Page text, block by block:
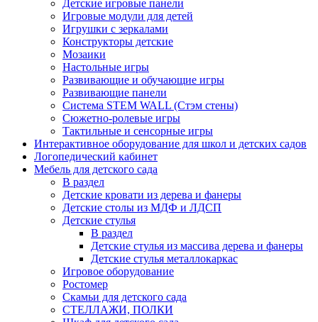
Детские игровые панели
Игровые модули для детей
Игрушки с зеркалами
Конструкторы детские
Мозаики
Настольные игры
Развивающие и обучающие игры
Развивающие панели
Система STEM WALL (Cтэм стены)
Сюжетно-ролевые игры
Тактильные и сенсорные игры
Интерактивное оборудование для школ и детских садов
Логопедический кабинет
Мебель для детского сада
В раздел
Детские кровати из дерева и фанеры
Детские столы из МДФ и ЛДСП
Детские стулья
В раздел
Детские стулья из массива дерева и фанеры
Детские стулья металлокаркас
Игровое оборудование
Ростомер
Скамьи для детского сада
СТЕЛЛАЖИ, ПОЛКИ